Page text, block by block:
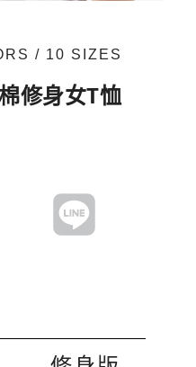
/ 10 SIZES
修身女T恤